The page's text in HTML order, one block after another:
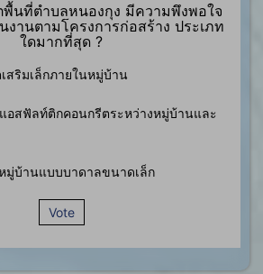
พื้นที่ตำบลหนองกุง มีความพึงพอใจ
งานตามโครงการก่อสร้าง ประเภท
ใดมากที่สุด ?
สริมเล็กภายในหมู่บ้าน
อสฟัลท์ติกคอนกรีตระหว่างหมู่บ้านและ
มู่บ้านแบบบาดาลขนาดเล็ก
Vote